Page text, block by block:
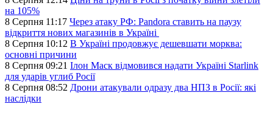
на 105%
8 Серпня 11:17 Через атаку РФ: Pandora ставить на паузу
відкриття нових магазинів в Україні
8 Серпня 10:12 В Україні продовжує дешевшати морква:
основні причини
8 Серпня 09:21 Ілон Маск відмовився надати Україні Starlink
для ударів углиб Росії
8 Серпня 08:52 Дрони атакували одразу два НПЗ в Росії: які
наслідки